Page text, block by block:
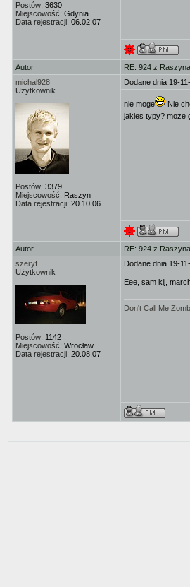
Postów: 3630
Miejscowość: Gdynia
Data rejestracji: 06.02.07
Autor
RE: 924 z
michal928
Użytkownik
Postów: 3379
Miejscowość: Raszyn
Data rejestracji: 20.10.06
Dodane dnia 19-
nie moge
Nie
jakies typy? moze
Autor
RE: 924 z
szeryf
Użytkownik
Postów: 1142
Miejscowość: Wrocław
Data rejestracji: 20.08.07
Dodane dnia 19-
Eee, sam kij,
Don't Call Me